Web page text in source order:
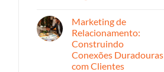
estratégia
de
marketing
digital
para
2026
em
Personalize
Sua
Estratégia
de
Marketing:
Dicas
Marketing de
Relacionamento:
Construindo
Conexões Duradouras
com Clientes